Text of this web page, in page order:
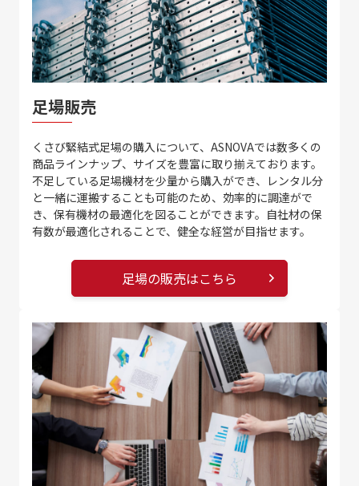
足場販売
くさび緊結式足場の購入について、ASNOVAでは数多くの
商品ラインナップ、サイズを豊富に取り揃えております。
不足している足場機材を少量から購入ができ、レンタル分
と一緒に運搬することも可能のため、効率的に調達がで
き、保有機材の最適化を図ることができます。自社材の保
有数が最適化されることで、健全な経営が目指せます。
足場の販売はこちら